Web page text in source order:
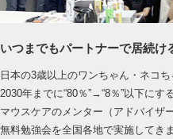
いつまでもパートナーで居続け
日本の3歳以上のワンちゃん・ネコち
2030年までに“80％”→“8％”以下にす
マウスケアのメンター（アドバイザ
無料勉強会を全国各地で実施してきま